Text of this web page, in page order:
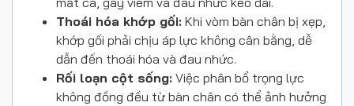
Thoái hóa khớp gối: Khi vòm bàn chân bị xẹp,
khớp gối phải chịu áp lực không cân bằng, dễ
dẫn đến thoái hóa và đau nhức.
Rối loạn cột sống: Việc phân bổ trọng lực
không đồng đều từ bàn chân có thể ảnh hưởng